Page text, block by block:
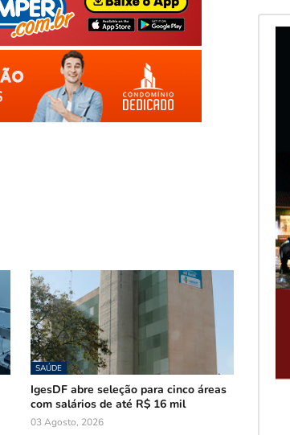
SAÚDE
IgesDF abre seleção para cinco áreas
com salários de até R$ 16 mil
03 Agosto, 2026